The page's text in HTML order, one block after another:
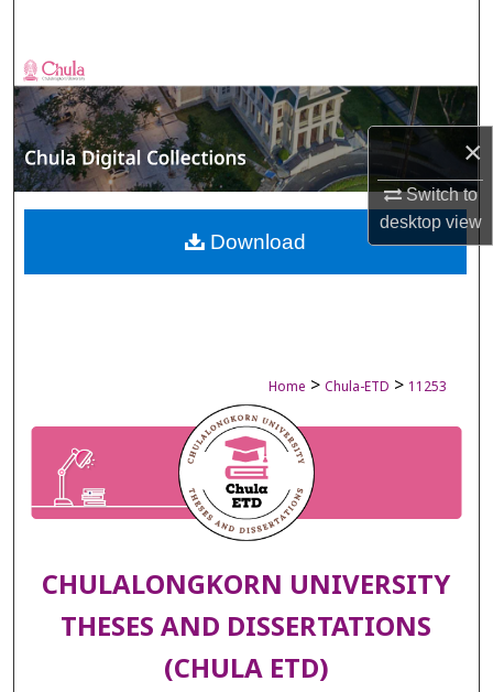
×
Switch to
desktopview
Browse Collections
My Account
About
Digital Commons Network™
Home > Chula-ETD > 11253
CHULALONGKORN UNIVERSITY
THESES AND DISSERTATIONS
(CHULA ETD)
Download